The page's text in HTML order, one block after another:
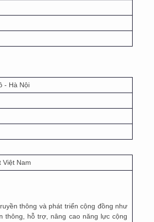
- Hà Nội
Việt Nam
thông và phát triển cộng đồng như
thông, hỗ trợ, nâng cao năng lực cộng